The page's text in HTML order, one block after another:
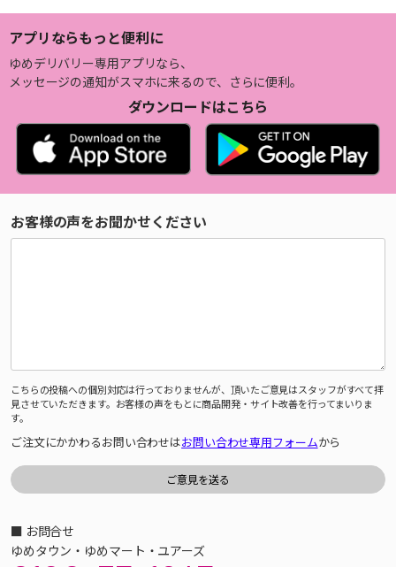
アプリならもっと便利に
ゆめデリバリー専用アプリなら、
メッセージの通知がスマホに来るので、さらに便利。
ダウンロードはこちら
お客様の声をお聞かせください
こちらの投稿への個別対応は行っておりませんが、頂いたご意見はスタッフがすべて拝
見させていただきます。お客様の声をもとに商品開発・サイト改善を行ってまいりま
す。
ご注文にかかわるお問い合わせはお問い合わせ専用フォームから
■ お問合せ
ゆめタウン・ゆめマート・ユアーズ